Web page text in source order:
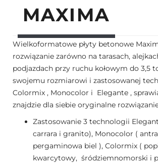
MAXIMA
Wielkoformatowe płyty betonowe
rozwiązanie zarówno na tarasach,
podjazdach przy ruchu kołowym do 3,5
swojemu rozmiarowi i zastosowanej
Colormix , Monocolor i Elegante ,
znajdzie dla siebie oryginalne
Zastosowanie 3 technologii
carrara i granito), Monocolor (
pergaminowa biel ), Colormix (
kwarcytowy, śródziemnomorski i